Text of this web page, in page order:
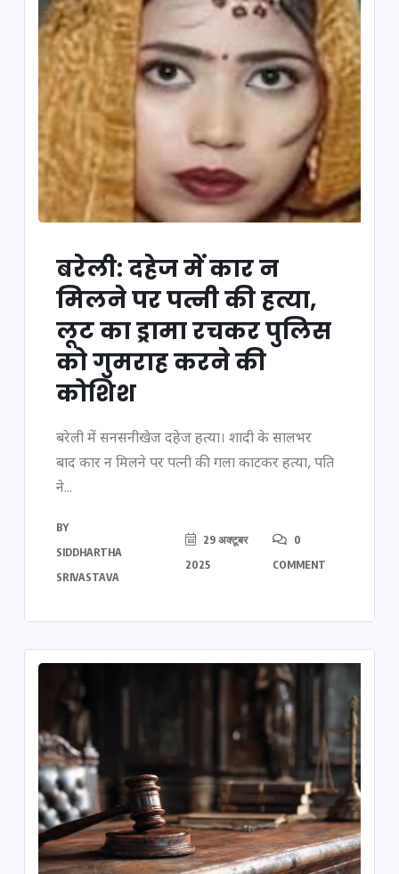
बरेली: दहेज में कार न
मिलने पर पत्नी की हत्या,
लूट का ड्रामा रचकर पुलिस
को गुमराह करने की
कोशिश
बरेली में सनसनीखेज दहेज हत्या। शादी के सालभर
बाद कार न मिलने पर पत्नी की गला काटकर हत्या, पति
ने...
BY
SIDDHARTHA
SRIVASTAVA
29 अक्टूबर
2025
0
COMMENT